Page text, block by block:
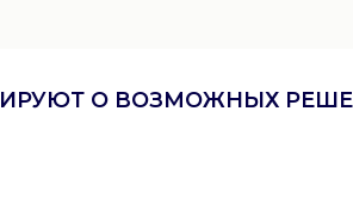
О ВОЗМОЖНЫХ